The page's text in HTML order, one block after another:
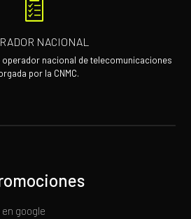
NACIONAL
nacional de telecomunicaciones
por la CNMC.
google